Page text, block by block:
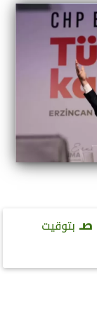
بتوقيت